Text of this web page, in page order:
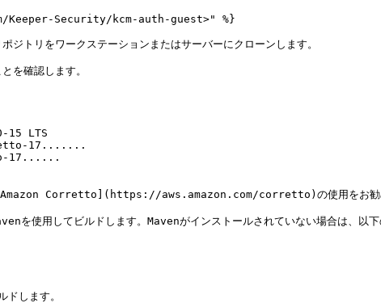
Security/kcm-auth-guest>" %}
トリをワークステーションまたはサーバーにクローンします。
を確認します。
15 LTS
17.......
17......
[Amazon Corretto](https://aws.amazon.com/corretto)の使用をお勧めし
を使用してビルドします。Mavenがインストールされていない場合は、以
ドします。